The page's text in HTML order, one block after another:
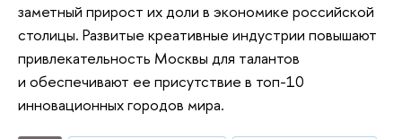
заметный прирост их доли в экономике российской
столицы. Развитые креативные индустрии повышают
привлекательность Москвы для талантов
и обеспечивают ее присутствие в топ-10
инновационных городов мира.